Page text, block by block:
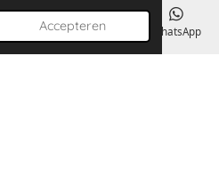
Accepteren
Kaart Instagram WhatsApp